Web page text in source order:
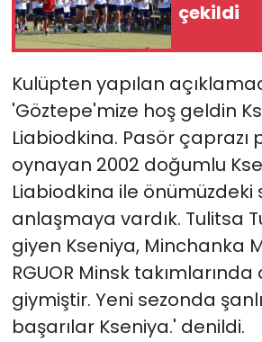
çekildi
Kulüpten yapılan
'Göztepe'mize hoş geldin
Liabiodkina. Pasör çaprazı
oynayan 2002 doğumlu
Liabiodkina ile önümüzdeki
anlaşmaya vardık. Tulitsa
giyen Kseniya, Minchanka
RGUOR Minsk
giymiştir. Yeni sezonda
başarılar Kseniya.' denildi.
YEREL YÖNETİMLER
Yurt